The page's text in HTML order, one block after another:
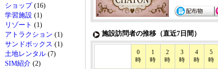
ショップ(16)
学習施設 (1)
リゾート (1)
アトラクション (1)
サンドボックス (1)
土地レンタル (7)
SIM紹介 (2)
施設訪問者の推移（直近7日間）
0
時
1
時
2
時
3
時
4
時
5
時